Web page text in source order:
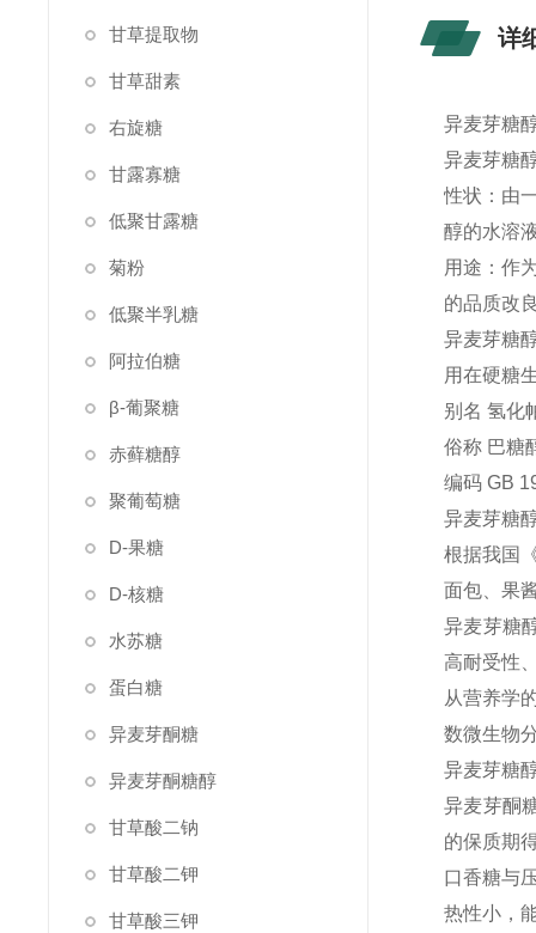
甘草提取物
甘草甜素
右旋糖
甘露寡糖
低聚甘露糖
菊粉
低聚半乳糖
阿拉伯糖
β-葡聚糖
赤藓糖醇
聚葡萄糖
D-果糖
D-核糖
水苏糖
蛋白糖
异麦芽酮糖
异麦芽酮糖醇
甘草酸二钠
甘草酸二钾
甘草酸三钾
详
异麦芽糖
异麦芽糖
性状：由
醇的水溶
用途：作
的品质改
异麦芽糖
用在硬糖
别名 氢化
俗称 巴糖
编码 GB
异麦芽糖
根据我国
面包、果
异麦芽糖
高耐受性
从营养学
数微生物
异麦芽糖
异麦芽酮
的保质期
口香糖与
热性小，